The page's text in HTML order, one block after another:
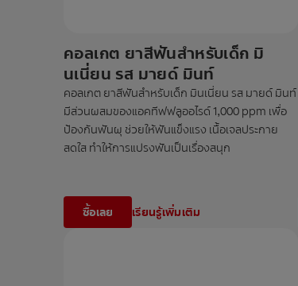
คอลเกต ยาสีฟันสำหรับเด็ก มิ
นเนี่ยน รส มายด์ มินท์
คอลเกต ยาสีฟันสำหรับเด็ก มินเนี่ยน รส มายด์ มินท์
มีส่วนผสมของแอคทีฟฟลูออไรด์ 1,000 ppm เพื่อ
ป้องกันฟันผุ ช่วยให้ฟันแข็งแรง เนื้อเจลประกาย
สดใส ทำให้การแปรงฟันเป็นเรื่องสนุก
ซื้อเลย เรียนรู้เพิ่มเติม